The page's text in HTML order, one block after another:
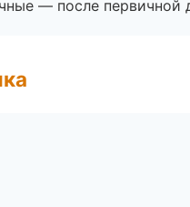
— после первичной